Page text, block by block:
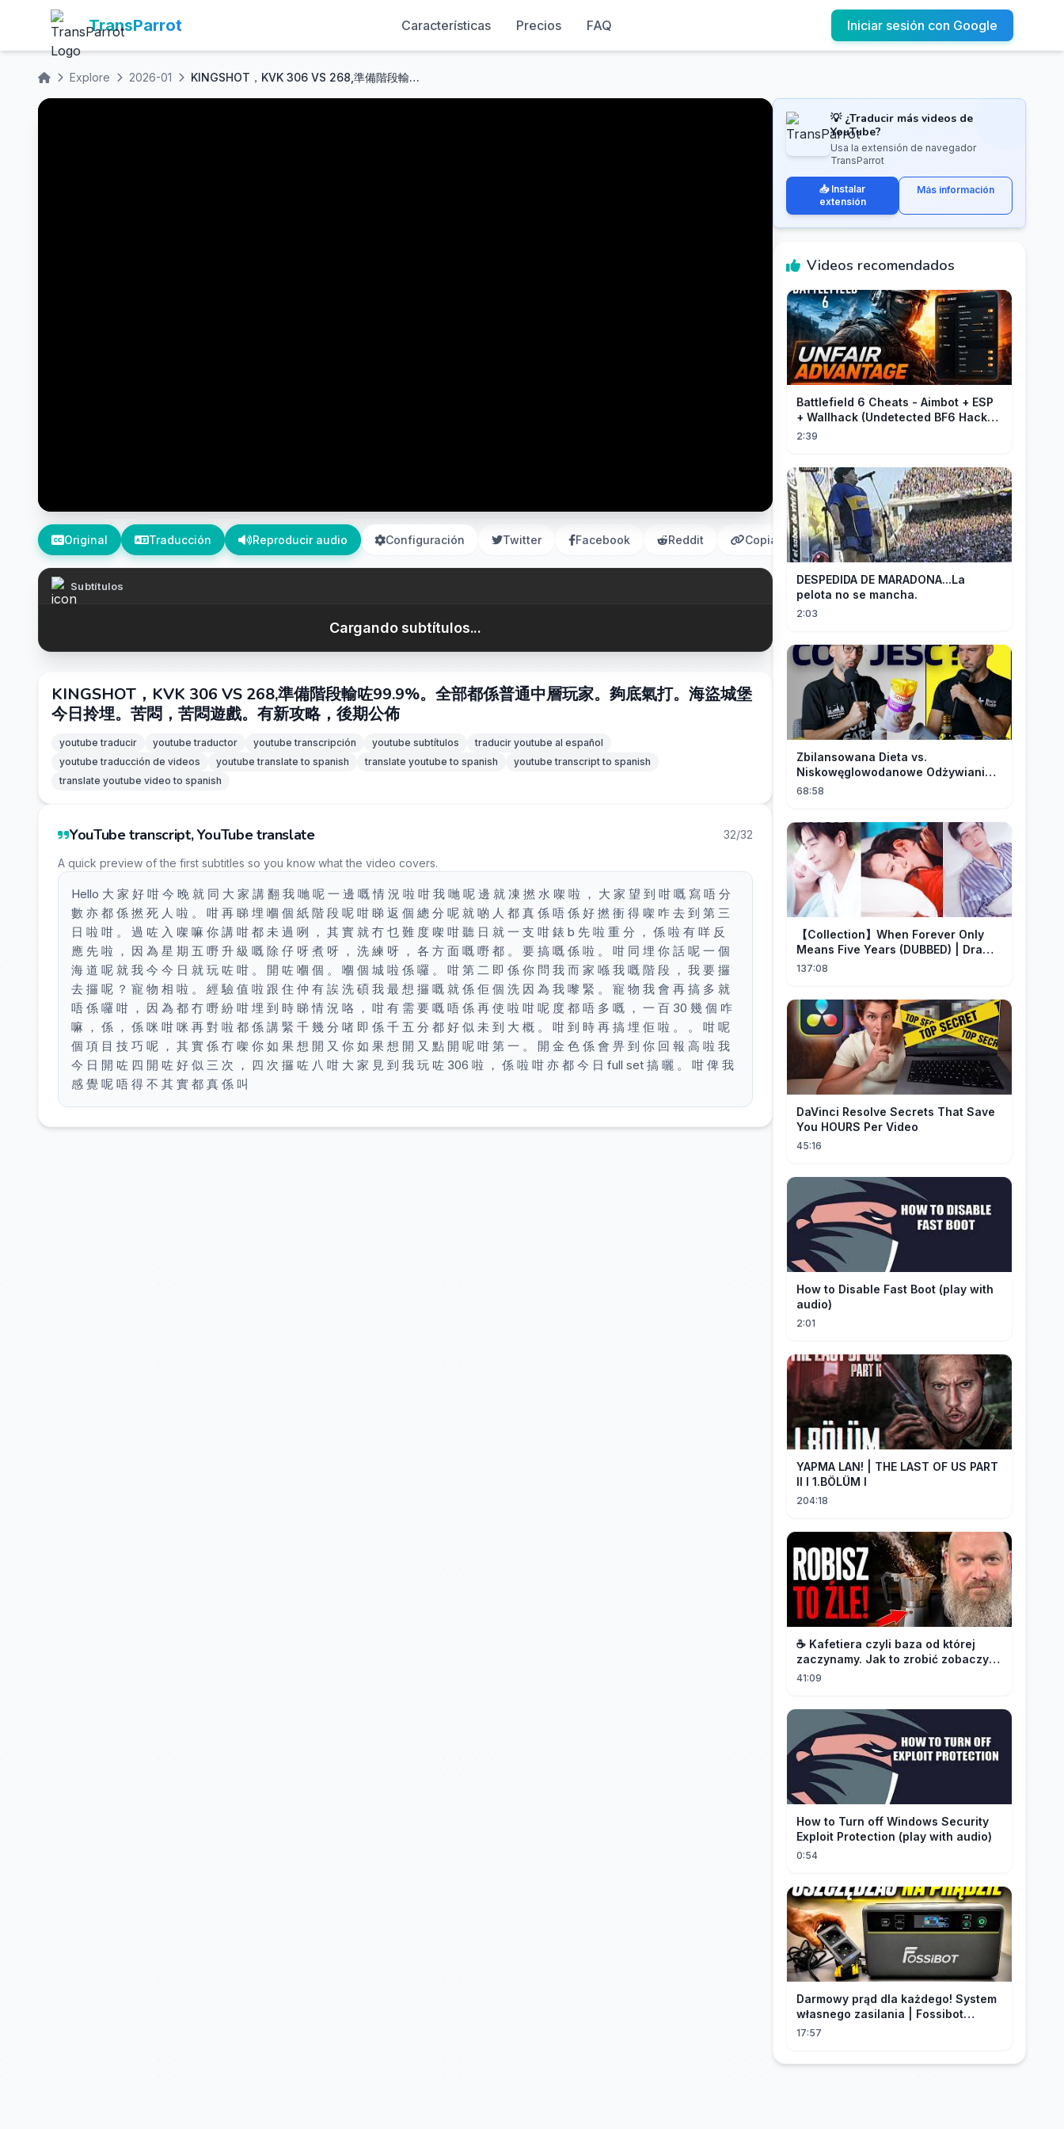
TransParrot Características Precios FAQ Iniciar sesión con Google
Explore 2026-01 KINGSHOT，KVK 306 VS 268,準備階段輸咗99.9%。全部都係普通中層玩家。夠底氣打。海盜城堡今日拎埋。苦悶，苦悶遊戲。有新攻略，後期公佈
Original Traducción Reproducir audio Configuración Twitter Facebook Reddit Copiar
Subtítulos
Cargando subtítulos...
KINGSHOT，KVK 306 VS 268,準備階段輸咗99.9%。全部都係普通中層玩家。夠底氣打。海盜城堡
今日拎埋。苦悶，苦悶遊戲。有新攻略，後期公佈
youtube traducir youtube traductor youtube transcripción youtube subtítulos
traducir youtube al español
youtube traducción de videos
youtube translate to spanish translate youtube to spanish
youtube transcript to spanish
translate youtube video to spanish
YouTube transcript, YouTube translate 32/32
A quick preview of the first subtitles so you know what the video covers.
Hello 大 家 好 咁 今 晚 就 同 大 家 講 翻 我 哋 呢 一 邊 嘅 情 況 啦 咁 我 哋 呢 邊 就 凍 撚 水 㗎 啦 ， 大 家 望 到 咁 嘅 寫 唔 分
數 亦 都 係 撚 死 人 啦 。 咁 再 睇 埋 嗰 個 紙 階 段 呢 咁 睇 返 個 總 分 呢 就 啲 人 都 真 係 唔 係 好 撚 衝 得 㗎 咋 去 到 第 三
日 啦 咁 。 過 咗 入 㗎 嘛 你 講 咁 都 未 過 咧 ， 其 實 就 冇 乜 難 度 㗎 咁 聽 日 就 一 支 咁 錶 b 先 啦 重 分 ， 係 啦 有 咩 反
應 先 啦 ， 因 為 星 期 五 嘢 升 級 嘅 除 仔 呀 煮 呀 ， 洗 練 呀 ， 各 方 面 嘅 嘢 都 。 要 搞 嘅 係 啦 。 咁 同 埋 你 話 呢 一 個
海 道 呢 就 我 今 今 日 就 玩 咗 咁 。 開 咗 嗰 個 。 嗰 個 城 啦 係 囉 。 咁 第 二 即 係 你 問 我 而 家 喺 我 嘅 階 段 ， 我 要 攞
去 攞 呢 ？ 寵 物 相 啦 。 經 驗 值 啦 跟 住 仲 有 誒 洗 碩 我 最 想 攞 嘅 就 係 佢 個 洗 因 為 我 嚟 緊 。 寵 物 我 會 再 搞 多 就
唔 係 囉 咁 ， 因 為 都 冇 嘢 紛 咁 埋 到 時 睇 情 況 咯 ， 咁 有 需 要 嘅 唔 係 再 使 啦 咁 呢 度 都 唔 多 嘅 ， 一 百 30 幾 個 咋
嘛 ， 係 ， 係 咪 咁 咪 再 對 啦 都 係 講 緊 千 幾 分 啫 即 係 千 五 分 都 好 似 未 到 大 概 。 咁 到 時 再 搞 埋 佢 啦 。 。 咁 呢
個 項 目 技 巧 呢 ， 其 實 係 冇 㗎 你 如 果 想 開 又 你 如 果 想 開 又 點 開 呢 咁 第 一 。 開 金 色 係 會 畀 到 你 回 報 高 啦 我
今 日 開 咗 四 開 咗 好 似 三 次 ， 四 次 攞 咗 八 咁 大 家 見 到 我 玩 咗 306 啦 ， 係 啦 咁 亦 都 今 日 full set 搞 曬 。 咁 俾 我
感 覺 呢 唔 得 不 其 實 都 真 係 叫
💡 ¿Traducir más videos de
YouTube?
Usa la extensión de navegador
TransParrot
📥 Instalar
extensión
Más información
Videos recomendados
Battlefield 6 Cheats - Aimbot + ESP
+ Wallhack (Undetected BF6 Hack
2026)
2:39
DESPEDIDA DE MARADONA...La
pelota no se mancha.
2:03
Zbilansowana Dieta vs.
Niskowęglowodanowe Odżywianie:
Kto Ma Rację?
68:58
【Collection】When Forever Only
Means Five Years (DUBBED) | Drama
Talk
137:08
DaVinci Resolve Secrets That Save
You HOURS Per Video
45:16
How to Disable Fast Boot (play with
audio)
2:01
YAPMA LAN! | THE LAST OF US PART
II I 1.BÖLÜM I
204:18
☕️ Kafetiera czyli baza od której
zaczynamy. Jak to zrobić zobaczysz
w tym materiale.🫡
41:09
How to Turn off Windows Security
Exploit Protection (play with audio)
0:54
Darmowy prąd dla każdego! System
własnego zasilania | Fossibot
FBP1200
17:57